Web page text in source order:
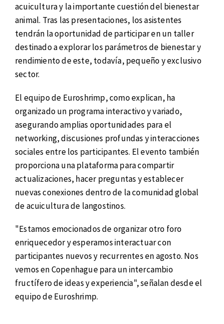
acuicultura y la importante cuestión del bienestar
animal. Tras las presentaciones, los asistentes
tendrán la oportunidad de participar en un taller
destinado a explorar los parámetros de bienestar y
rendimiento de este, todavía, pequeño y exclusivo
sector.
El equipo de Euroshrimp, como explican, ha
organizado un programa interactivo y variado,
asegurando amplias oportunidades para el
networking, discusiones profundas y interacciones
sociales entre los participantes. El evento también
proporciona una plataforma para compartir
actualizaciones, hacer preguntas y establecer
nuevas conexiones dentro de la comunidad global
de acuicultura de langostinos.
"Estamos emocionados de organizar otro foro
enriquecedor y esperamos interactuar con
participantes nuevos y recurrentes en agosto. Nos
vemos en Copenhague para un intercambio
fructífero de ideas y experiencia", señalan desde el
equipo de Euroshrimp.